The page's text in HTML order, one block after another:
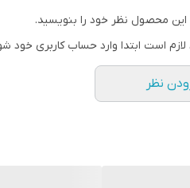
این محصول نظر خود را بنویسید.
لازم است ابتدا وارد حساب کاربری خود
نظر